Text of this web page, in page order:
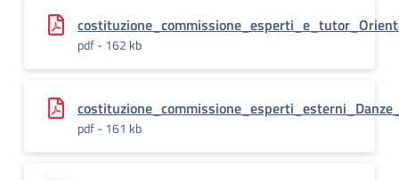
pdf - 162 kb
pdf - 161 kb